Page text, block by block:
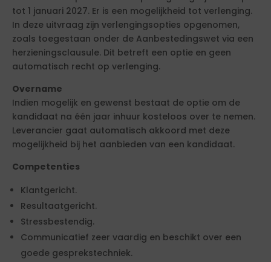
tot 1 januari 2027. Er is een mogelijkheid tot verlenging.
In deze uitvraag zijn verlengingsopties opgenomen,
zoals toegestaan onder de Aanbestedingswet via een
herzieningsclausule. Dit betreft een optie en geen
automatisch recht op verlenging.
Overname
Indien mogelijk en gewenst bestaat de optie om de
kandidaat na één jaar inhuur kosteloos over te nemen.
Leverancier gaat automatisch akkoord met deze
mogelijkheid bij het aanbieden van een kandidaat.
Competenties
Klantgericht.
Resultaatgericht.
Stressbestendig.
Communicatief zeer vaardig en beschikt over een
goede gesprekstechniek.